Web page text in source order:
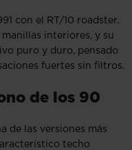
con el RT/10 roadster.
interiores, y su
puro y duro, pensado
fuertes sin filtros.
de los 90
de las versiones más
techo